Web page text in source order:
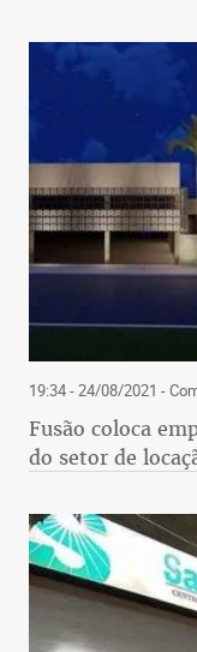
19:34 - 24/08/2021 -
Fusão coloca
do setor de